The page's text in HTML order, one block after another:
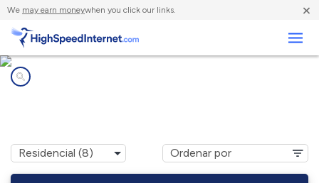
We may earn moneywhen you click our links. ×